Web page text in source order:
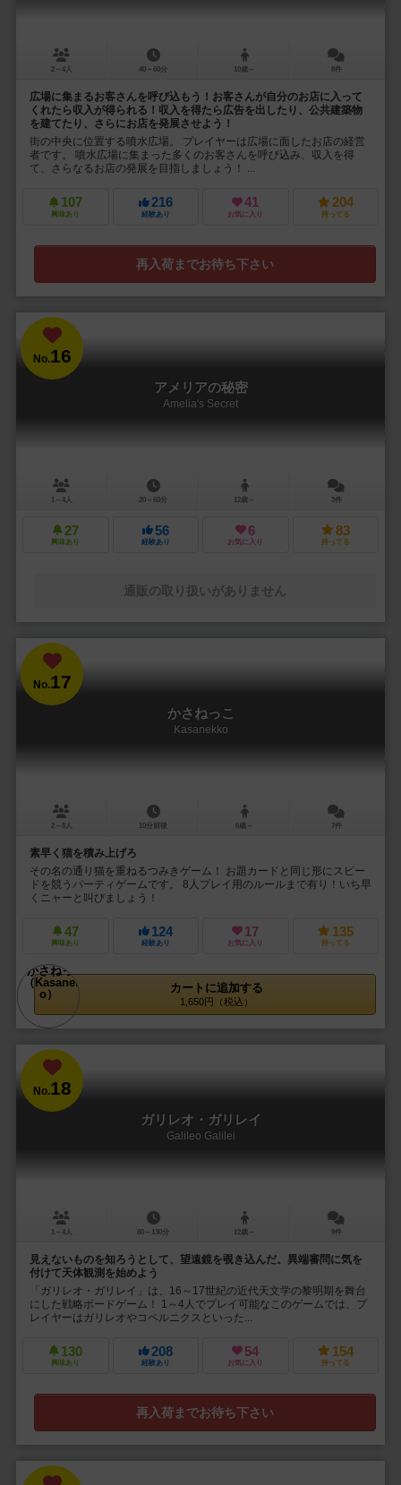
2～4人 40～60分 10歳～ 8件
広場に集まるお客さんを呼び込もう！お客さんが自分のお店に入って
くれたら収入が得られる！収入を得たら広告を出したり、公共建築物
を建てたり、さらにお店を発展させよう！
街の中央に位置する噴水広場。 プレイヤーは広場に面したお店の経営
者です。 噴水広場に集まった多くのお客さんを呼び込み、収入を得
て、さらなるお店の発展を目指しましょう！ ...
107
興味あり
216
経験あり
41
お気に入り
204
持ってる
再入荷までお待ち下さい
No.16
アメリアの秘密
Amelia's Secret
1～4人 20～60分 12歳～ 3件
27
興味あり
56
経験あり
6
お気に入り
83
持ってる
通販の取り扱いがありません
No.17
かさねっこ
Kasanekko
2～8人 10分前後 6歳～ 7件
素早く猫を積み上げろ
その名の通り猫を重ねるつみきゲーム！ お題カードと同じ形にスピー
ドを競うパーティゲームです。 8人プレイ用のルールまで有り！いち早
くニャーと叫びましょう！
47
興味あり
124
経験あり
17
お気に入り
135
持ってる
カートに追加する
1,650円（税込）
No.18
ガリレオ・ガリレイ
Galileo Galilei
1～4人 80～130分 12歳～ 9件
見えないものを知ろうとして、望遠鏡を覗き込んだ。異端審問に気を
付けて天体観測を始めよう
「ガリレオ・ガリレイ」は、16～17世紀の近代天文学の黎明期を舞台
にした戦略ボードゲーム！ 1～4人でプレイ可能なこのゲームでは、プ
レイヤーはガリレオやコペルニクスといった...
130
興味あり
208
経験あり
54
お気に入り
154
持ってる
再入荷までお待ち下さい